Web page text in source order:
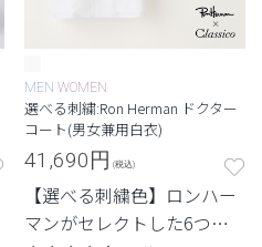
MEN WOMEN
選べる刺繍:Ron Herman ドクター
コート(男女兼用白衣)
41,690円 (税込)
【選べる刺繍色】ロンハー
マンがセレクトした6つの